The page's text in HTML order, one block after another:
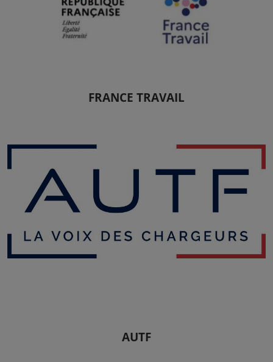
FRANCE TRAVAIL
AUTF